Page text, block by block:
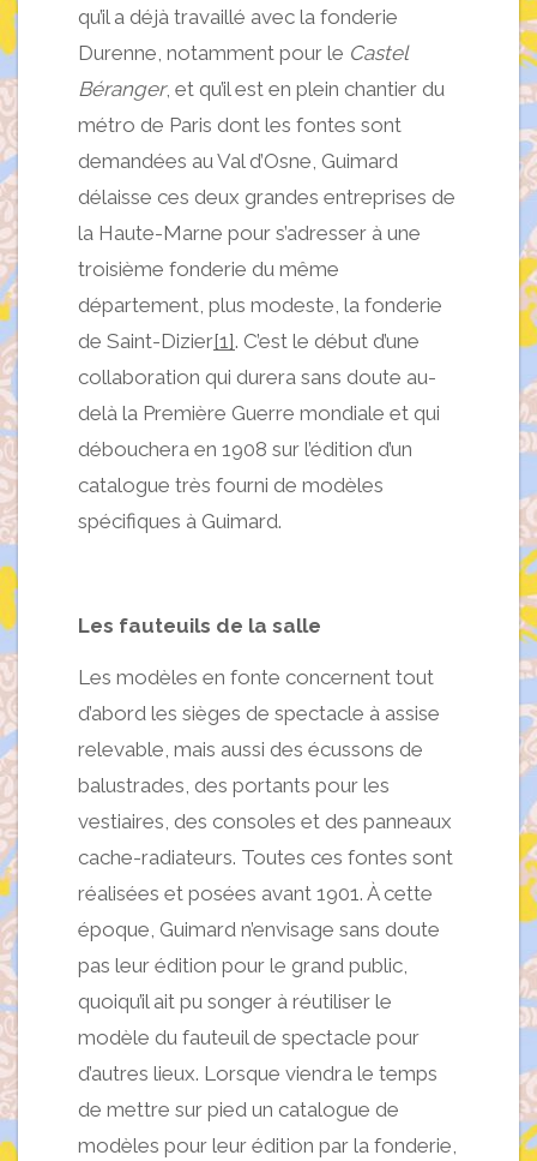
qu’il a déjà travaillé avec la fonderie
Durenne, notamment pour le Castel
Béranger, et qu’il est en plein chantier du
métro de Paris dont les fontes sont
demandées au Val d’Osne, Guimard
délaisse ces deux grandes entreprises de
la Haute-Marne pour s’adresser à une
troisième fonderie du même
département, plus modeste, la fonderie
de Saint-Dizier[1]. C’est le début d’une
collaboration qui durera sans doute au-
delà la Première Guerre mondiale et qui
débouchera en 1908 sur l’édition d’un
catalogue très fourni de modèles
spécifiques à Guimard.
Les fauteuils de la salle
Les modèles en fonte concernent tout
d’abord les sièges de spectacle à assise
relevable, mais aussi des écussons de
balustrades, des portants pour les
vestiaires, des consoles et des panneaux
cache-radiateurs. Toutes ces fontes sont
réalisées et posées avant 1901. À cette
époque, Guimard n’envisage sans doute
pas leur édition pour le grand public,
quoiqu’il ait pu songer à réutiliser le
modèle du fauteuil de spectacle pour
d’autres lieux. Lorsque viendra le temps
de mettre sur pied un catalogue de
modèles pour leur édition par la fonderie,